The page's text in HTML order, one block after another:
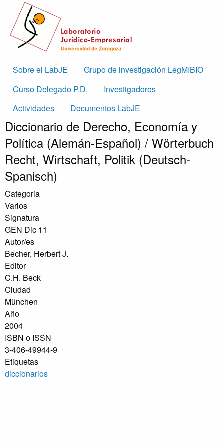
Skip to main content
Main
Sobre el LabJE
Grupo de investigación LegMIBIO
Curso Delegado P.D.
Investigadores
Actividades
Documentos LabJE
Diccionario de Derecho, Economía y
Política (Alemán-Español) / Wörterbuch
Recht, Wirtschaft, Politik (Deutsch-
Spanisch)
Categoria
Varios
Signatura
GEN Dic 11
Autor/es
Becher, Herbert J.
Editor
C.H. Beck
Ciudad
München
Año
2004
ISBN o ISSN
3-406-49944-9
Etiquetas
diccionarios